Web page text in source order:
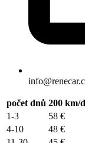
počet dnů 200 km/
1-3
58 €
4-10
48 €